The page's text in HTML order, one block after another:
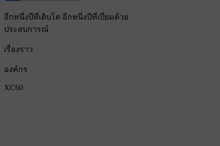
อีกหนึ่งปีที่เติบโต อีกหนึ่งปีที่เปี่ยมด้วย
ประสบการณ์
เรื่องราว
องค์กร
XC60